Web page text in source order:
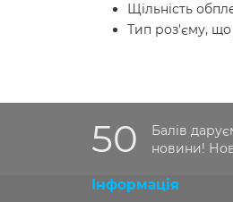
Щільність
Тип роз'єму, що
50
Балів
новини!
Інформація